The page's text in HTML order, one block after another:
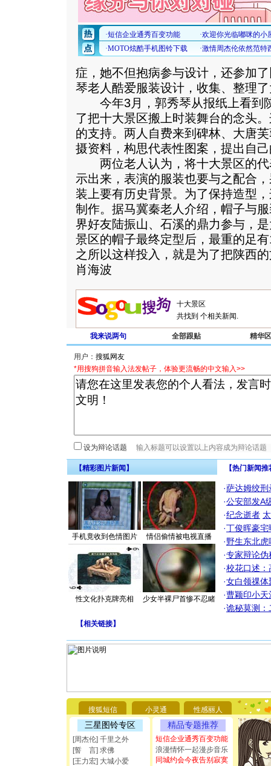
症，她不但抱病参与设计，还参加
琴老人酷爱服装设计，收集、整理
今年3月，郭秀琴从报纸上看到
了把十大景区搬上时装舞台的念头
的支持。两人自费来到碑林、大唐
摄资料，构思代表性图案，提出自
两位老人认为，将十大景区的代
示出来，表演的服装也要与之配合
装上要有历史背景。为了保持造型
制作。据马冀秦老人介绍，帽子与
界好友陆振山、石溪的鼎力参与，
景区的帽子最终定型后，最重的足
之所以这样投入，就是为了把陕西
肖海波
共找到 个相关新闻.
我来说两句 全部跟贴 精华区
用户：
*用搜狗拼音输入法发帖子，体验更流畅的中文输入>>
设为辩论话题
【精彩图片新闻】
手机竟收到色情图片 情侣偷情被电视直播
性文化扑克牌亮相 少女半裸尸首惨不忍睹
【热门新闻
·萨达姆绞刑
·公安部发A
·纪念逝者
·丁俊晖豪
·野生东北
·专家辩论伪
·校花口述：
·女白领祼体
·曹颖印小天
·诡秘莫测：
【相关链接】
搜狐短信 小灵通 性感丽人
三星图铃专区
[周杰伦] 千里之外
[誓 言] 求佛
[王力宏] 大城小爱
精品专题推荐
短信企业通秀百变功能
浪漫情怀一起漫步音乐
同城约会今夜告别寂寞
要平安！
[圣诞节]
能正大光
都要快乐
[圣诞节]
如意,快
[元旦]看